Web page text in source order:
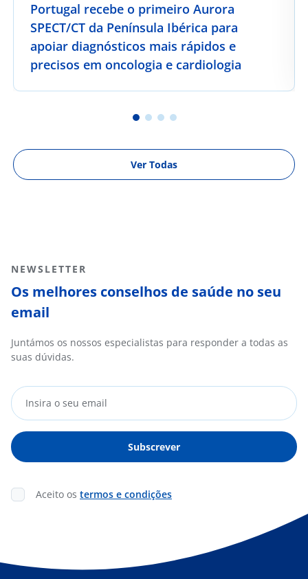
Portugal recebe o primeiro Aurora
SPECT/CT da Península Ibérica para
apoiar diagnósticos mais rápidos e
precisos em oncologia e cardiologia
Ver Todas
NEWSLETTER
Os melhores conselhos de saúde no seu
email
Juntámos os nossos especialistas para responder a todas as
suas dúvidas.
Aceito os termos e condições